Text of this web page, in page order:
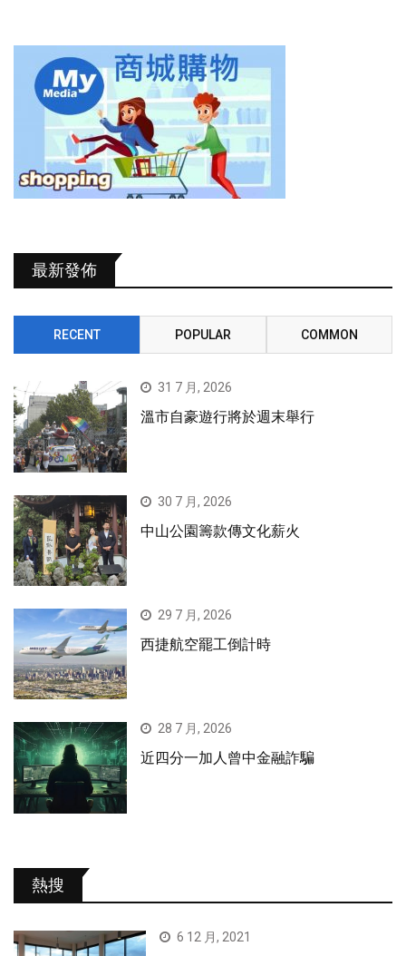
最新發佈
RECENT POPULAR COMMON
31 7 月, 2026
溫市自豪遊行將於週末舉行
30 7 月, 2026
中山公園籌款傳文化薪火
29 7 月, 2026
西捷航空罷工倒計時
28 7 月, 2026
近四分一加人曾中金融詐騙
熱搜
6 12 月, 2021